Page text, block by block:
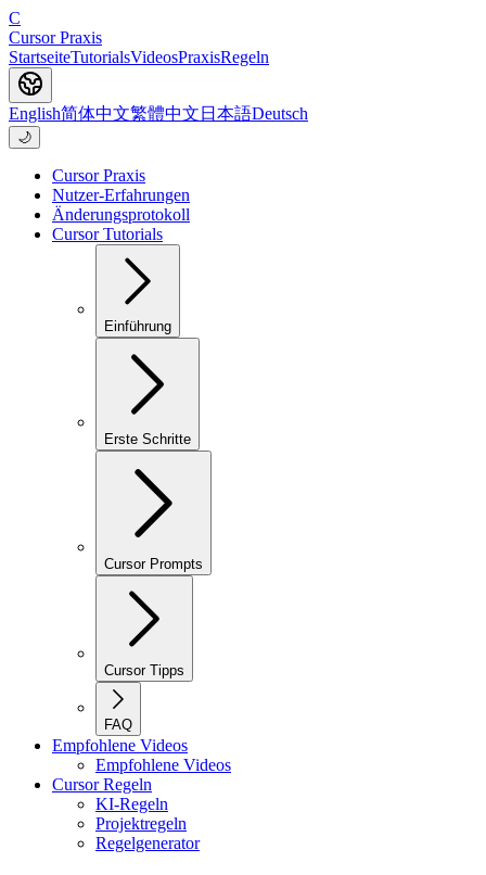
C
Cursor Praxis
StartseiteTutorialsVideosPraxisRegeln
English简体中文繁體中文 日本語Deutsch
🌙
Cursor Praxis
Nutzer-Erfahrungen
Änderungsprotokoll
Cursor Tutorials
Einführung
Erste Schritte
Cursor Prompts
Cursor Tipps
FAQ
Empfohlene Videos
Empfohlene Videos
Cursor Regeln
KI-Regeln
Projektregeln
Regelgenerator